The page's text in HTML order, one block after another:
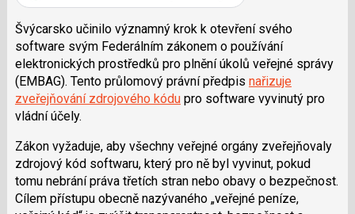
Švýcarsko učinilo významný krok k otevření svého
software svým Federálním zákonem o používání
elektronických prostředků pro plnění úkolů veřejné správy
(EMBAG). Tento průlomový právní předpis nařizuje
zveřejňování zdrojového kódupro software vyvinutý pro
vládní účely.
Zákon vyžaduje, aby všechny veřejné orgány zveřejňovaly
zdrojový kód softwaru, který pro ně byl vyvinut, pokud
tomu nebrání práva třetích stran nebo obavy o bezpečnost.
Cílem přístupu obecně nazývaného „veřejné peníze,